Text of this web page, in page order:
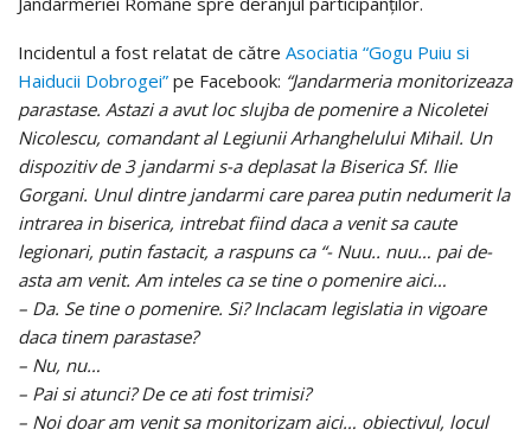
Incidentul a fost relatat de către Asociatia “Gogu Puiu si
Haiducii Dobrogei” pe Facebook: “Jandarmeria monitorizeaza
parastase. Astazi a avut loc slujba de pomenire a Nicoletei
Nicolescu, comandant al Legiunii Arhanghelului Mihail. Un
dispozitiv de 3 jandarmi s-a deplasat la Biserica Sf. Ilie
Gorgani. Unul dintre jandarmi care parea putin nedumerit la
intrarea in biserica, intrebat fiind daca a venit sa caute
legionari, putin fastacit, a raspuns ca “- Nuu.. nuu… pai de-
asta am venit. Am inteles ca se tine o pomenire aici…
– Da. Se tine o pomenire. Si? Inclacam legislatia in vigoare
daca tinem parastase?
– Nu, nu…
– Pai si atunci? De ce ati fost trimisi?
– Noi doar am venit sa monitorizam aici… obiectivul, locul